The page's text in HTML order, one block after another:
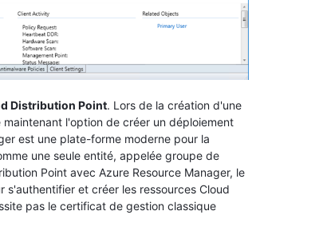
Distribution Point. Lors de la création d'une
l'option de créer un déploiement
est une plate-forme moderne pour la
une seule entité, appelée groupe de
Point avec Azure Resource Manager, le
s'authentifier et créer les ressources Cloud
pas le certificat de gestion classique